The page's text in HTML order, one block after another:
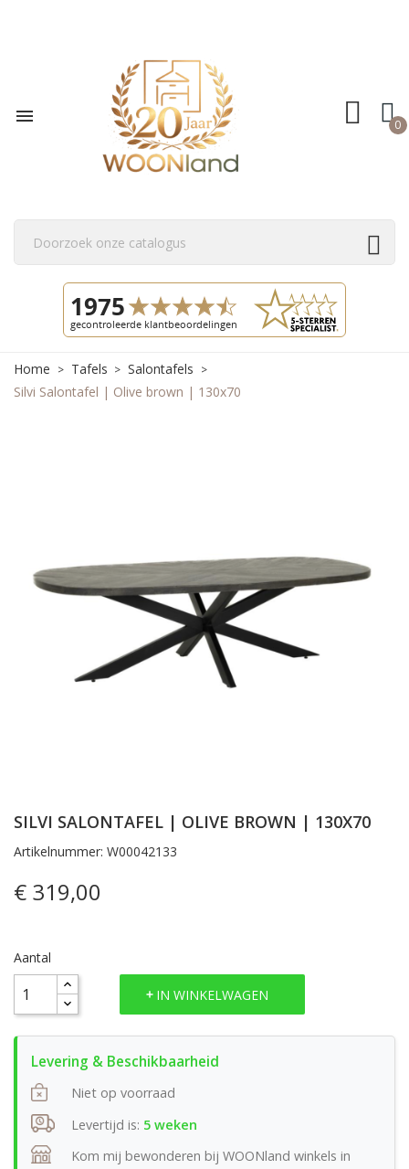
 0
Home Tafels
Salontafels
Silvi Salontafel | Olive brown | 130x70
SILVI SALONTAFEL | OLIVE BROWN | 130X70
Artikelnummer: W00042133
€ 319,00
Aantal
IN WINKELWAGEN
Niet op voorraad
Levertijd is: 5 weken
Kom mij bewonderen bij WOONland winkels in